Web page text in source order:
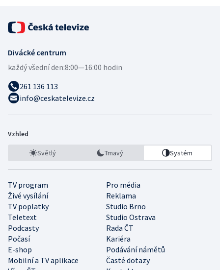
Divácké centrum
každý všední den:8:00—16:00 hodin
261 136 113
info@ceskatelevize.cz
Vzhled
Světlý Tmavý Systém
TV program
Pro média
Živé vysílání
Reklama
TV poplatky
Studio Brno
Teletext
Studio Ostrava
Podcasty
Rada ČT
Počasí
Kariéra
E-shop
Podávání námětů
Mobilní a TV aplikace
Časté dotazy